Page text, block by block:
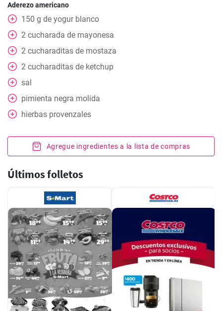
Aderezo americano
150 g de yogur blanco
2 cucharada de mayonesa
2 cucharaditas de mostaza
2 cucharaditas de ketchup
sal
pimienta negra molida
hierbas provenzales
Agregue ingredientes a la lista de compras
Últimos folletos